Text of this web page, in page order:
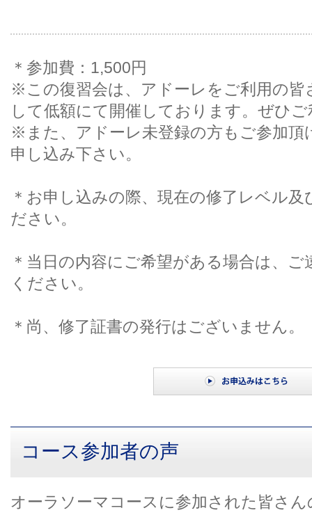
＊参加費：1,500円
※この復習会は、アドーレをご利用の
して低額にて開催しております。ぜひ
※また、アドーレ未登録の方もご参加頂
申し込み下さい。
＊お申し込みの際、現在の修了レベル
ださい。
＊当日の内容にご希望がある場合は、
ください。
＊尚、修了証書の発行はございません。
コース参加者の声
オーラソーマコースに参加された皆さ